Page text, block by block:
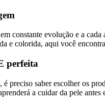
constante evolução e a
e colorida, aqui você
perfeita
é preciso saber escolher os
a cuidar da pele